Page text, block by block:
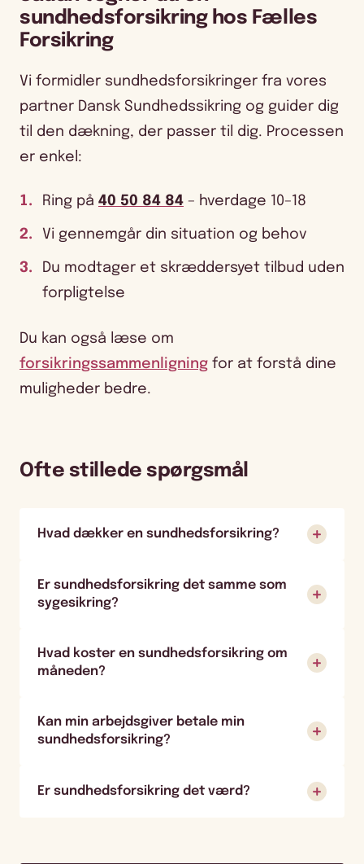
sundhedsforsikring hos Fælles
Forsikring
Vi formidler sundhedsforsikringer fra vores
partner Dansk Sundhedssikring og guider dig
til den dækning, der passer til dig. Processen
er enkel:
Ring på 40 50 84 84 – hverdage 10–18
Vi gennemgår din situation og behov
Du modtager et skræddersyet tilbud uden
forpligtelse
Du kan også læse om
forsikringssammenligning for at forstå dine
muligheder bedre.
Ofte stillede spørgsmål
Hvad dækker en sundhedsforsikring?
Er sundhedsforsikring det samme som
sygesikring?
Hvad koster en sundhedsforsikring om
måneden?
Kan min arbejdsgiver betale min
sundhedsforsikring?
Er sundhedsforsikring det værd?